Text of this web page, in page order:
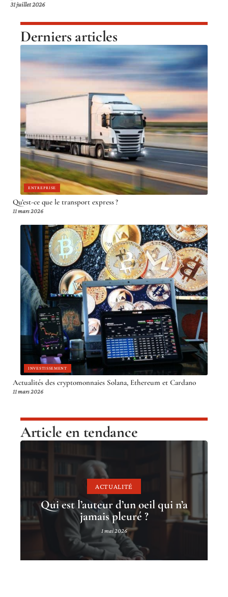
31 juillet 2026
Derniers articles
ENTREPRISE
Qu’est-ce que le transport express ?
11 mars 2026
INVESTISSEMENT
Actualités des cryptomonnaies Solana, Ethereum et Cardano
11 mars 2026
Article en tendance
ACTUALITÉ
Qui est l’auteur d’un oeil qui n’a
jamais pleuré ?
1 mai 2026